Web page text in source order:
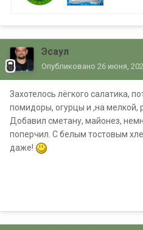
Эсаул
Опубликовано 26 июня,
Захотелось лёгкого салатика,
помидоры, огурцы и ,на мелкой,
Добавил сметану, майонез,
поперчил. С белым тостовым
даже!